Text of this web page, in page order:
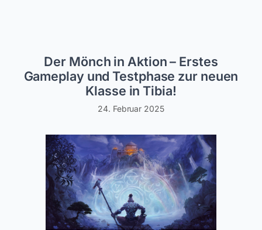
Der Mönch in Aktion – Erstes
Gameplay und Testphase zur neuen
Klasse in Tibia!
24. Februar 2025